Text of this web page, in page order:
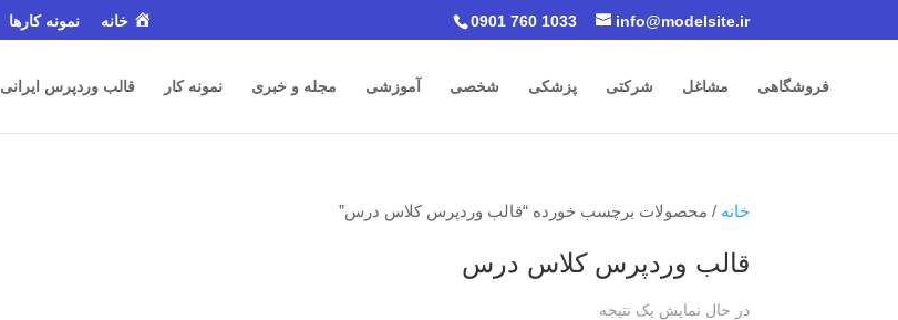
0901 760 1033 info@modelsite.ir خانه نمونه کارها
فروشگاهی مشاغل شرکتی پزشکی شخصی آموزشی مجله و خبری نمونه کار قالب وردپرس ایرانی
خانه / محصولات برچسب خورده “قالب وردپرس کلاس درس”
قالب وردپرس کلاس درس
در حال نمایش یک نتیجه